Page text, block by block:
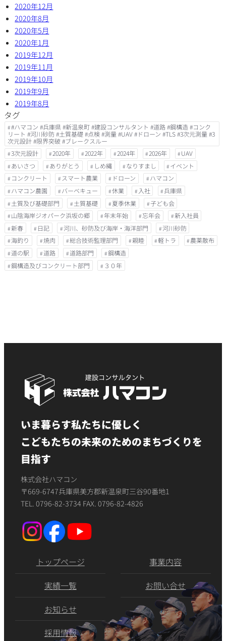
2020年12月
2020年8月
2020年5月
2020年1月
2019年12月
2019年11月
2019年10月
2019年9月
2019年8月
タグ
#ハマコン #兵庫県 #新温泉町 #建設コンサルタント #道路 #鋼構造 #コンク
リート #河川砂防 #土質基礎 #点検 #測量 #UAV #ドローン #TLS #3次元測量 #3
次元設計 #限界突破 #ブレークスルー
3次元設計
2020年 2022年 2024年 2026年
UAV
あいさつ
ありがとう しめ縄 なりすまし
イベント
コンクリート
スマート農業 ドローン
ハマコン
ハマコン農園
バーベキュー 休業 入社
兵庫県
土質及び基礎部門
土質基礎 夏季休業
子ども会
山陰海岸ジオパーク浜坂の郷
年末年始 忘年会
新入社員
新春
日記 河川、砂防及び海岸・海洋部門
河川砂防
海釣り
焼肉 総合技術監理部門 親睦 軽トラ
農薬散布
道の駅
道路 道路部門
鋼構造
鋼構造及びコンクリート部門
３０年
いま暮らす私たちに優しく
こどもたちの未来のためのまちづくりを
目指す
株式会社ハマコン
〒669-6747兵庫県美方郡新温泉町三谷90番地1
TEL. 0796-82-3734 FAX. 0796-82-4826
トップページ
実績一覧
お知らせ
採用情報
事業内容
お問い合せ